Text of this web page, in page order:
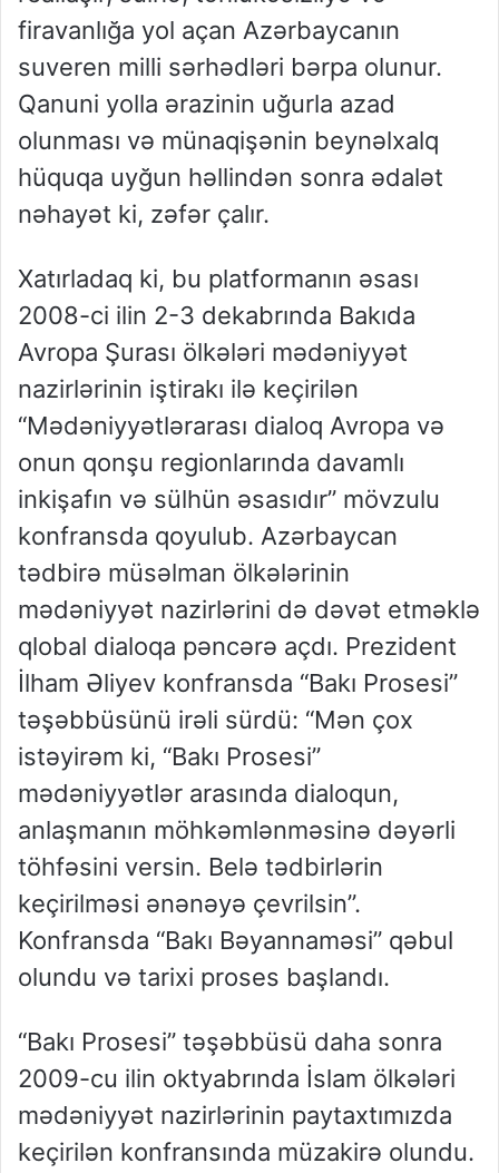
firavanlığa yol açan Azərbaycanın
suveren milli sərhədləri bərpa olunur.
Qanuni yolla ərazinin uğurla azad
olunması və münaqişənin beynəlxalq
hüquqa uyğun həllindən sonra ədalət
nəhayət ki, zəfər çalır.
Xatırladaq ki, bu platformanın əsası
2008-ci ilin 2-3 dekabrında Bakıda
Avropa Şurası ölkələri mədəniyyət
nazirlərinin iştirakı ilə keçirilən
“Mədəniyyətlərarası dialoq Avropa və
onun qonşu regionlarında davamlı
inkişafın və sülhün əsasıdır” mövzulu
konfransda qoyulub. Azərbaycan
tədbirə müsəlman ölkələrinin
mədəniyyət nazirlərini də dəvət etməklə
qlobal dialoqa pəncərə açdı. Prezident
İlham Əliyev konfransda “Bakı Prosesi”
təşəbbüsünü irəli sürdü: “Mən çox
istəyirəm ki, “Bakı Prosesi”
mədəniyyətlər arasında dialoqun,
anlaşmanın möhkəmlənməsinə dəyərli
töhfəsini versin. Belə tədbirlərin
keçirilməsi ənənəyə çevrilsin”.
Konfransda “Bakı Bəyannaməsi” qəbul
olundu və tarixi proses başlandı.
“Bakı Prosesi” təşəbbüsü daha sonra
2009-cu ilin oktyabrında İslam ölkələri
mədəniyyət nazirlərinin paytaxtımızda
keçirilən konfransında müzakirə olundu.